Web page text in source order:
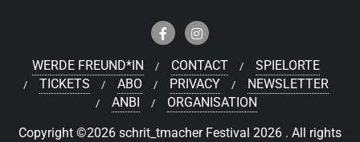
WERDE FREUND*IN CONTACT
SPIELORTE
TICKETS
ABO PRIVACY
NEWSLETTER
ANBI
ORGANISATION
Copyright ©2026 schrit_tmacher Festival 2026 . All rights